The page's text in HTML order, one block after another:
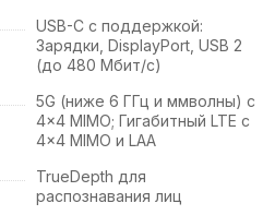
USB-C с поддержкой:
Зарядки, DisplayPort, USB 2
(до 480 Мбит/с)
5G (ниже 6 ГГц и ммволны) с
4x4 MIMO; Гигабитный LTE с
4x4 MIMO и LAA
TrueDepth для
распознавания лиц